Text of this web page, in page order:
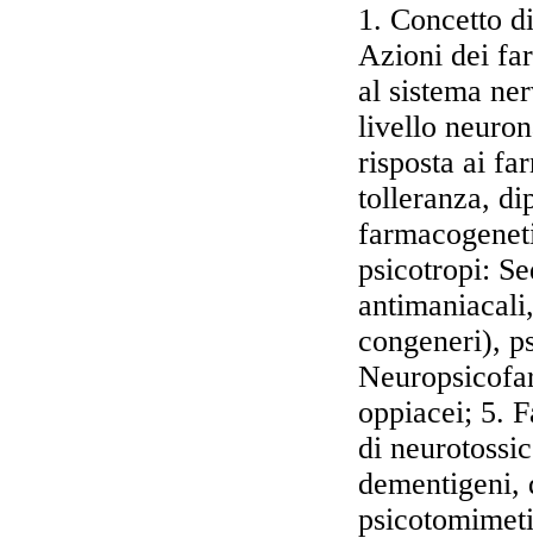
1. Concetto
Azioni dei
al sistema
livello
risposta ai
tolleranza,
psicotropi:
congeneri),
oppiacei; 5.
di
dementigeni,